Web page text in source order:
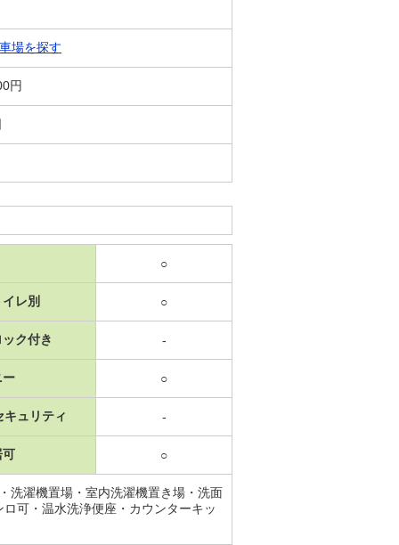
場を探す
円
○
レ別 ○
ク付き -
ー ○
キュリティ -
可 ○
洗濯機置場・室内洗濯機置き場・洗面
可・温水洗浄便座・カウンターキッ